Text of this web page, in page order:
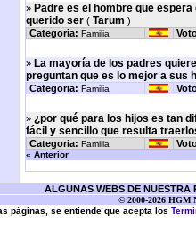
» Padre es el hombre que
querido ser( Tarum )
Categoria: Familia
» La mayoría de los padres
preguntan que es lo mejor a sus
Categoria: Familia
» ¿por qué para los hijos es tan
fácil y sencillo que resulta
Categoria: Familia
« Anterior
ALGUNAS WEBS DE NUESTRA
© 2000-2026 HGM
páginas, se entiende que acepta los